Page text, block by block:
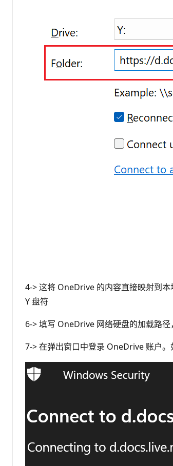
4-> 这将 OneDrive 的内容直接映射到
Y 盘符
6-> 填写 OneDrive 网络硬盘的加载路
7-> 在弹出窗口中登录 OneDrive 账户